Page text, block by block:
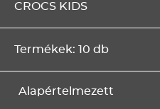
CROCS KIDS
Termékek: 10 db
Alapértelmezett